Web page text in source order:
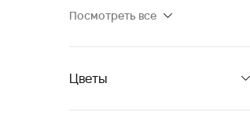
Посмотреть все
Цветы